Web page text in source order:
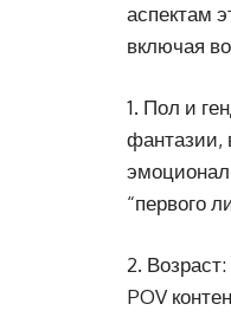
аспектам
включая
1. Пол и
фантазии,
“первого
2.
POV